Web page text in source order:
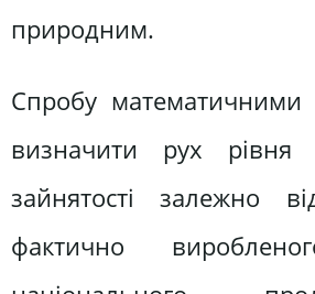
природним.
Спробу математичними
визначити рух рівня
зайнятості залежно
фактично